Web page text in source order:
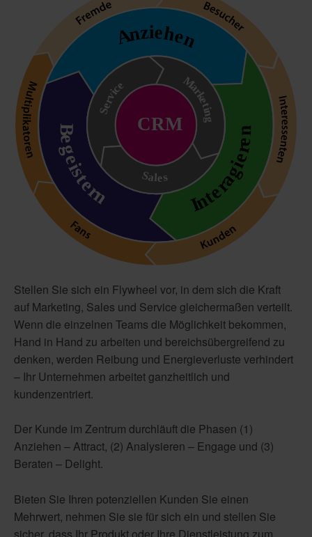
Stellen Sie sich ein Flywheel vor, in dem sich die Kraft
auf Marketing, Sales und Service gleichermaßen verteilt.
Wenn die einzelnen Teams die Möglichkeit bekommen,
Hand in Hand zu arbeiten und bereichsübergreifend zu
denken, werden Reibung und Energieverluste verhindert
– Ihr Unternehmen arbeitet ganzheitlich und
kundenzentriert.
Der Kunde im Zentrum durchläuft die Phasen (1)
Anziehen – Attract, (2) Analysieren – Engage und (3)
Beraten – Delight.
Bieten Sie Ihren potenziellen Kunden Sie einen
Mehrwert, nehmen Sie sie für sich ein und stellen Sie